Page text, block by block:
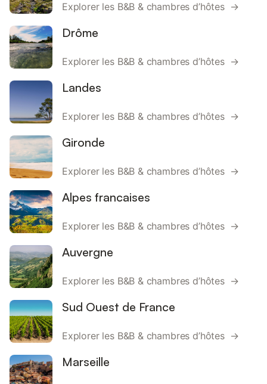
Explorer les B&B & chambres d’hôtes →
Drôme
Explorer les B&B & chambres d’hôtes →
Landes
Explorer les B&B & chambres d’hôtes →
Gironde
Explorer les B&B & chambres d’hôtes →
Alpes francaises
Explorer les B&B & chambres d’hôtes →
Auvergne
Explorer les B&B & chambres d’hôtes →
Sud Ouest de France
Explorer les B&B & chambres d’hôtes →
Marseille